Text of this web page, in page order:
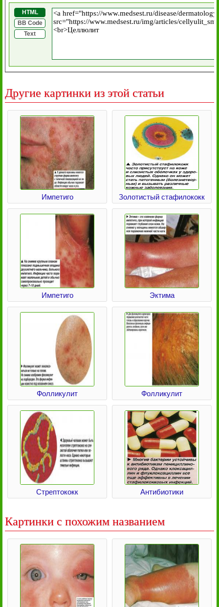
HTML
BB Code
Text
Другие картинки из этой статьи
Импетиго Золотистый стафилококк
Импетиго Эктима
Фолликулит Фолликулит
Стрептококк Антибиотики
Картинки с похожим названием